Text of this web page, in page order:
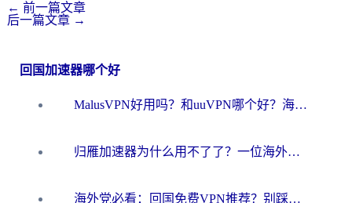
← 前一篇文章
后一篇文章 →
回国加速器哪个好
MalusVPN好用吗？和uuVPN哪个好？海外党无缝访问国内资源的真实对比与选择指南
归雁加速器为什么用不了了？一位海外游子的真实困惑与技术解答
海外党必看：回国免费VPN推荐？别踩坑！教你选对加速器无缝刷国内资源